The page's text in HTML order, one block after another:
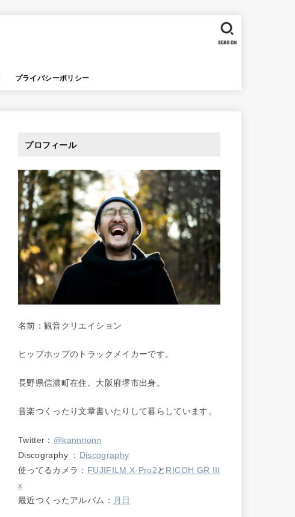
プライバシーポリシー
SEARCH
プロフィール
名前：観音クリエイション
ヒップホップのトラックメイカーです。
長野県信濃町在住。大阪府堺市出身。
音楽つくったり文章書いたりして暮らしています。
Twitter： @kannnonn
Discography ： Discography
使ってるカメラ： FUJIFILM X-Pro2と RICOH GR III
x
最近つくったアルバム： 月日